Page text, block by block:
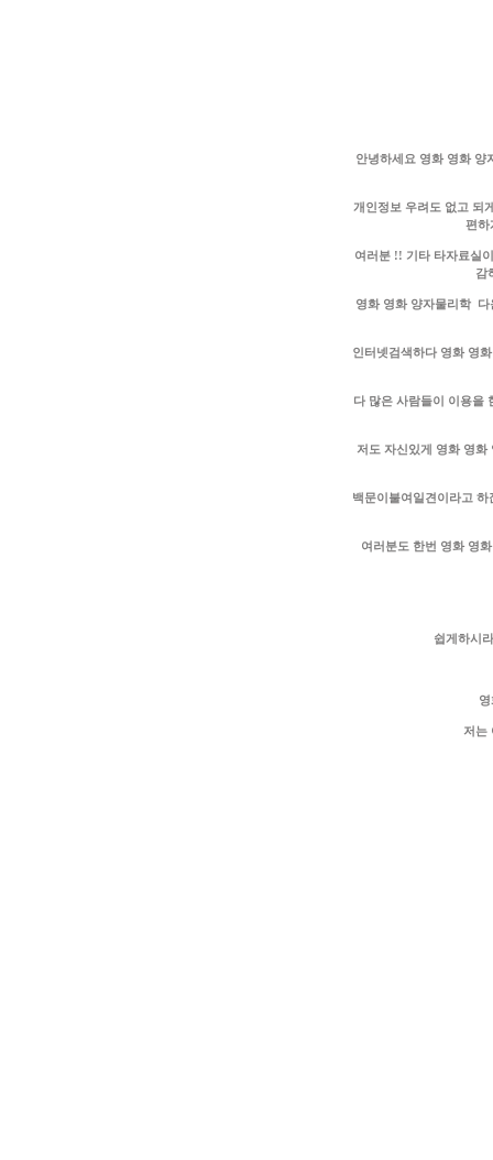
안녕하세요 영화 영화 양
개인정보 우려도 없고 되
편하
여러분 !! 기타 타자료실
감
영화 영화 양자물리학 다
인터넷검색하다 영화 영
다 많은 사람들이 이용을
저도 자신있게 영화 영
백문이불여일견이라고
여러분도 한번 영화 영
쉽게하시
저는